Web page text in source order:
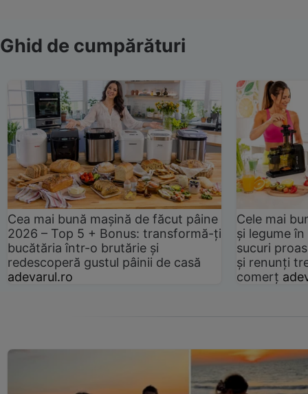
Ghid de cumpărături
Cea mai bună mașină de făcut pâine
2026 – Top 5 + Bonus: transformă-ți
bucătăria într-o brutărie și
redescoperă gustul pâinii de casă
adevarul.ro
Cele mai
și legume
sucuri
și renunți
comerț